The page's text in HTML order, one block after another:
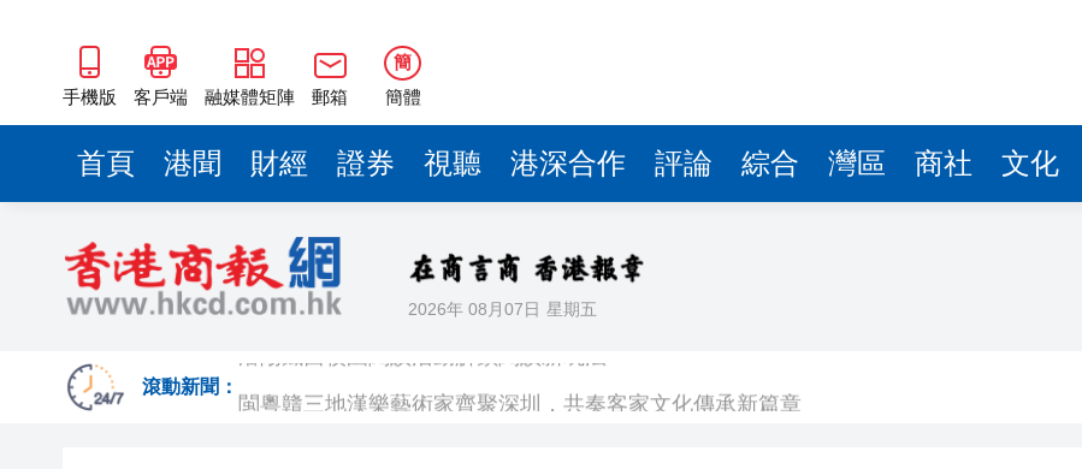
手機版 客戶端 融媒體矩陣 郵箱
簡
簡體
首頁 港聞 財經 證券 視聽 港深合作 評論 綜合 灣區 商社 文化
2026年 08月07日 星期五
滾動新聞：
有片丨外交部回應特朗普委內瑞拉石油言論 拉美國家有權自主選擇合作夥伴
50餘位頂尖專家共話時代命題
海南澄邁文儒煥新升級 五組數據見證文儒沉香從傳統邁向現代
2025年海南儋州以舊換新帶動消費約18億元
山東26戶省屬國企去年合計營收2.58萬億 利潤總額近936億
閩粵贛三地漢樂藝術家齊聚深圳，共奏客家文化傳承新篇章